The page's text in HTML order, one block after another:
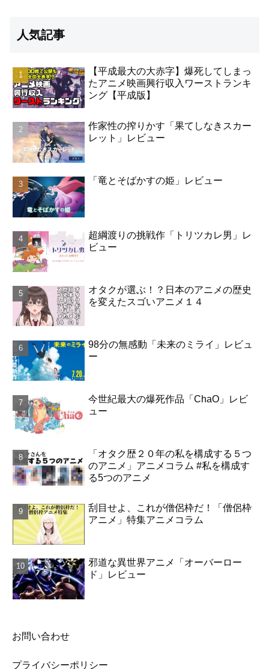
人気記事
【平成最大の大赤字】爆死してしまっ
たアニメ映画興行収入ワーストランキ
ング【平成版】
作家性の搾りかす「果てしなきスカー
レット」レビュー
「竜とそばかすの姫」レビュー
超綱渡りの挑戦作「トリツカレ男」レ
ビュー
オタクが選ぶ！？日本のアニメの歴史
を変えたスゴいアニメ１４
98分の無感動「未来のミライ」レビュ
ー
今世紀最大の爆死作品「ChaO」レビ
ュー
「オタク歴２０年の私を構成する５つ
のアニメ」アニメコラム #私を構成す
る5つのアニメ
刮目せよ、これが僧侶枠だ！「僧侶枠
アニメ」特集アニメコラム
邪道な異世界アニメ「オーバーロー
ド」レビュー
お問い合わせ
プライバシーポリシー